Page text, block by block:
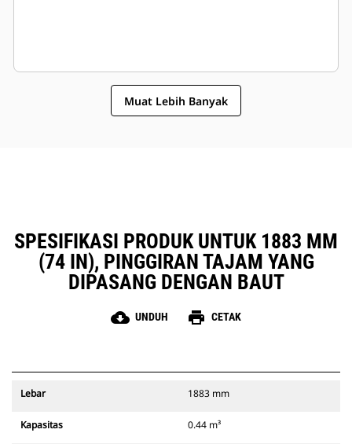
Muat Lebih Banyak
SPESIFIKASI PRODUK UNTUK 1883 MM
(74 IN), PINGGIRAN TAJAM YANG
DIPASANG DENGAN BAUT
cloud_download UNDUH print CETAK
Lebar 1883 mm
Kapasitas 0.44 m³